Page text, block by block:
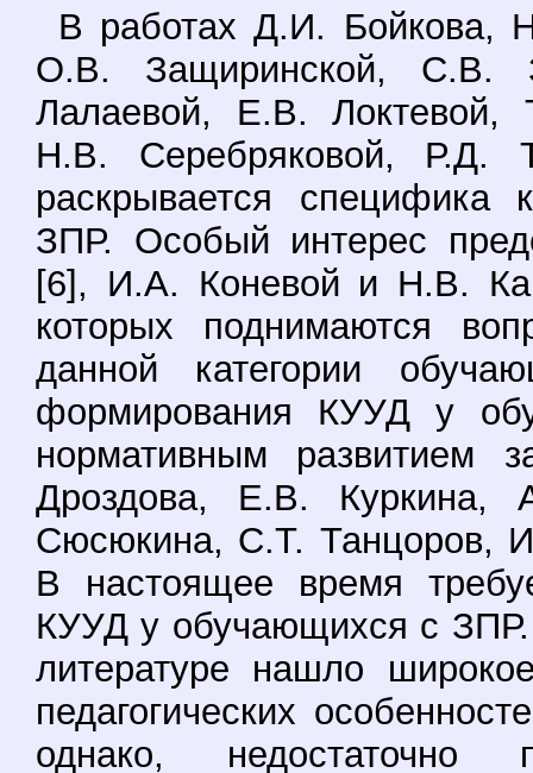
В работах Д.И. Бойкова,
О.В. Защиринской, С.В.
Лалаевой, Е.В.
Н.В. Серебряковой, Р.Д.
раскрывается специфика
ЗПР. Особый интерес
[6], И.А. Коневой и Н.В.
которых поднимаются
данной категории
формирования КУУД у
нормативным развитием
Дроздова, Е.В.
Сюсюкина, С.Т. Танцоров,
В настоящее время
КУУД у обучающихся с ЗПР.
литературе нашло
педагогических
однако, недостаточно